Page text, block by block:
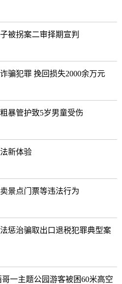
被拐案二审择期宣判
骗犯罪 挽回损失2000余万元
暴管护致5岁男童受伤
新体验
景点门票等违法行为
惩治骗取出口退税犯罪典型案
一主题公园游客被困60米高空